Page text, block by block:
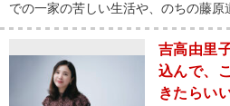
での一家の苦しい生活や、のちの藤原
吉高由里
込んで、
きたらい